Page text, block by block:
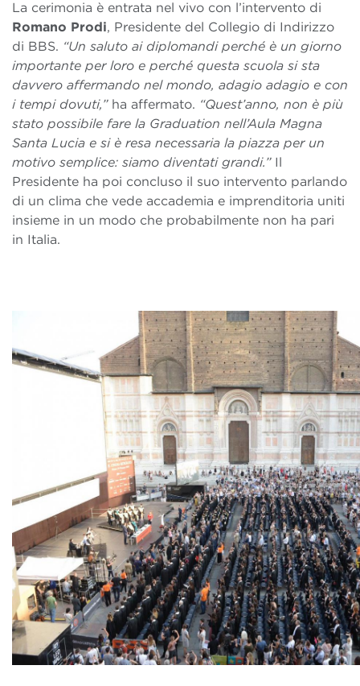
La cerimonia è entrata nel vivo con l’intervento di
Romano Prodi, Presidente del Collegio di Indirizzo
di BBS. “Un saluto ai diplomandi perché è un giorno
importante per loro e perché questa scuola si sta
davvero affermando nel mondo, adagio adagio e con
i tempi dovuti,”ha affermato. “Quest’anno, non è più
stato possibile fare la Graduation nell’Aula Magna
Santa Lucia e si è resa necessaria la piazza per un
motivo semplice: siamo diventati grandi.”Il
Presidente ha poi concluso il suo intervento parlando
di un clima che vede accademia e imprenditoria uniti
insieme in un modo che probabilmente non ha pari
in Italia.